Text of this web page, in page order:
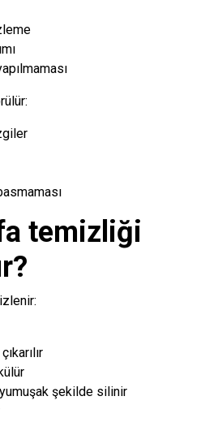
temizliği
şekilde silinir